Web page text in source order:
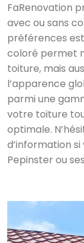
FaRenovation
avec ou sans
préférences
coloré permet
toiture, mais
l’apparence
parmi une
votre toiture
optimale.
d’information
Pepinster ou